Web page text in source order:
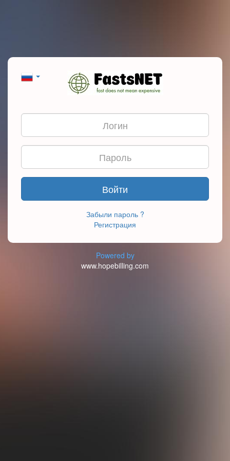
Войти
Забыли пароль ?
Регистрация
Powered by
www.hopebilling.com